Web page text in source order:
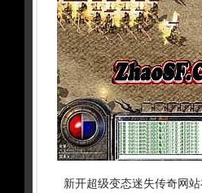
新开超级变态迷失传奇网